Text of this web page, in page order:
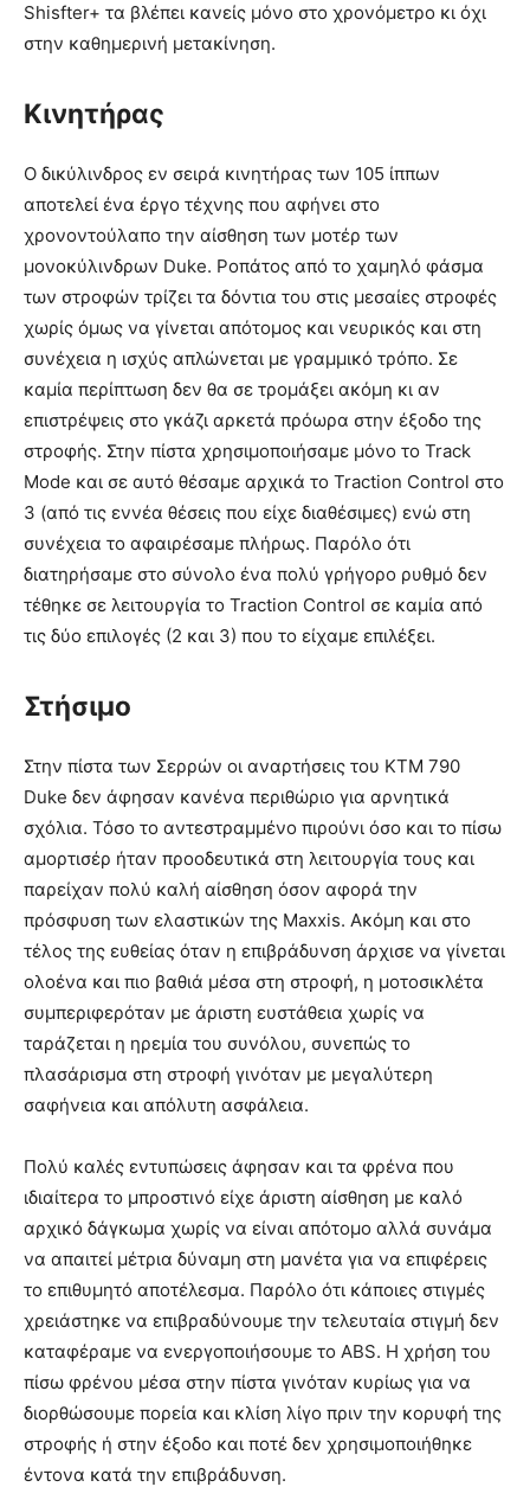
Shisfter+ τα βλέπει κανείς μόνο στο χρονόμετρο κι όχι
στην καθημερινή μετακίνηση.
Κινητήρας
Ο δικύλινδρος εν σειρά κινητήρας των 105 ίππων
αποτελεί ένα έργο τέχνης που αφήνει στο
χρονοντούλαπο την αίσθηση των μοτέρ των
μονοκύλινδρων Duke. Ροπάτος από το χαμηλό φάσμα
των στροφών τρίζει τα δόντια του στις μεσαίες στροφές
χωρίς όμως να γίνεται απότομος και νευρικός και στη
συνέχεια η ισχύς απλώνεται με γραμμικό τρόπο. Σε
καμία περίπτωση δεν θα σε τρομάξει ακόμη κι αν
επιστρέψεις στο γκάζι αρκετά πρόωρα στην έξοδο της
στροφής. Στην πίστα χρησιμοποιήσαμε μόνο το Track
Mode και σε αυτό θέσαμε αρχικά το Traction Control στο
3 (από τις εννέα θέσεις που είχε διαθέσιμες) ενώ στη
συνέχεια το αφαιρέσαμε πλήρως. Παρόλο ότι
διατηρήσαμε στο σύνολο ένα πολύ γρήγορο ρυθμό δεν
τέθηκε σε λειτουργία το Traction Control σε καμία από
τις δύο επιλογές (2 και 3) που το είχαμε επιλέξει.
Στήσιμο
Στην πίστα των Σερρών οι αναρτήσεις του ΚΤΜ 790
Duke δεν άφησαν κανένα περιθώριο για αρνητικά
σχόλια. Τόσο το αντεστραμμένο πιρούνι όσο και το πίσω
αμορτισέρ ήταν προοδευτικά στη λειτουργία τους και
παρείχαν πολύ καλή αίσθηση όσον αφορά την
πρόσφυση των ελαστικών της Maxxis. Ακόμη και στο
τέλος της ευθείας όταν η επιβράδυνση άρχισε να γίνεται
ολοένα και πιο βαθιά μέσα στη στροφή, η μοτοσικλέτα
συμπεριφερόταν με άριστη ευστάθεια χωρίς να
ταράζεται η ηρεμία του συνόλου, συνεπώς το
πλασάρισμα στη στροφή γινόταν με μεγαλύτερη
σαφήνεια και απόλυτη ασφάλεια.
Πολύ καλές εντυπώσεις άφησαν και τα φρένα που
ιδιαίτερα το μπροστινό είχε άριστη αίσθηση με καλό
αρχικό δάγκωμα χωρίς να είναι απότομο αλλά συνάμα
να απαιτεί μέτρια δύναμη στη μανέτα για να επιφέρεις
το επιθυμητό αποτέλεσμα. Παρόλο ότι κάποιες στιγμές
χρειάστηκε να επιβραδύνουμε την τελευταία στιγμή δεν
καταφέραμε να ενεργοποιήσουμε το ABS. Η χρήση του
πίσω φρένου μέσα στην πίστα γινόταν κυρίως για να
διορθώσουμε πορεία και κλίση λίγο πριν την κορυφή της
στροφής ή στην έξοδο και ποτέ δεν χρησιμοποιήθηκε
έντονα κατά την επιβράδυνση.